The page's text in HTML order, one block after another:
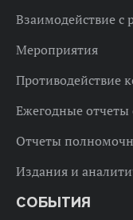
Взаимодействие с
Мероприятия
Противодействие
Ежегодные отчеты
Отчеты
Издания и
СОБЫТИЯ